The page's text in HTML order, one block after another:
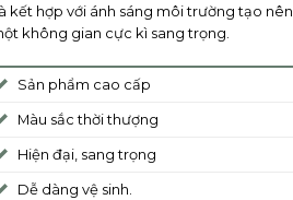
kết hợp với ánh sáng môi trường tạo nên
không gian cực kì sang trọng.
Sản phẩm cao cấp
Màu sắc thời thượng
Hiện đại, sang trọng
Dễ dàng vệ sinh.